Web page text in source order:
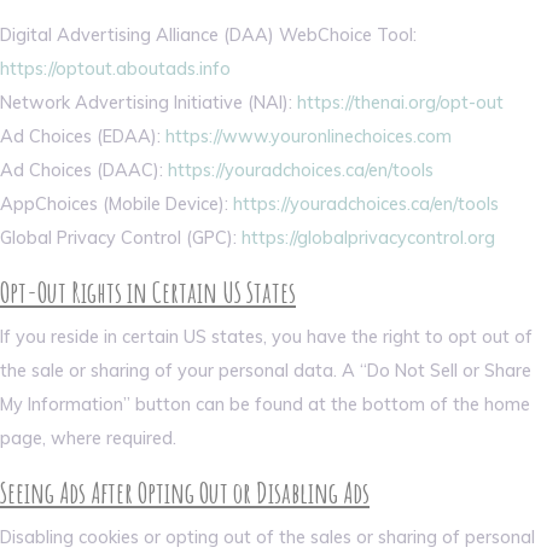
Digital Advertising Alliance (DAA) WebChoice Tool:
https://optout.aboutads.info
Network Advertising Initiative (NAI): https://thenai.org/opt-out
Ad Choices (EDAA): https://www.youronlinechoices.com
Ad Choices (DAAC): https://youradchoices.ca/en/tools
AppChoices (Mobile Device): https://youradchoices.ca/en/tools
Global Privacy Control (GPC): https://globalprivacycontrol.org
Opt-Out Rights in Certain US States
If you reside in certain US states, you have the right to opt out of
the sale or sharing of your personal data. A “Do Not Sell or Share
My Information” button can be found at the bottom of the home
page, where required.
Seeing Ads After Opting Out or Disabling Ads
Disabling cookies or opting out of the sales or sharing of personal